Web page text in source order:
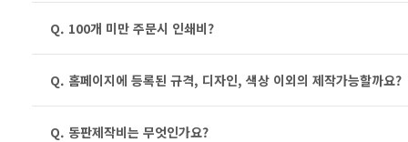
Q. 100개 미만 주문시 인쇄비?
Q. 홈페이지에 등록된 규격, 디자인, 색상 이외의 제작가능할까요?
Q. 동판제작비는 무엇인가요?